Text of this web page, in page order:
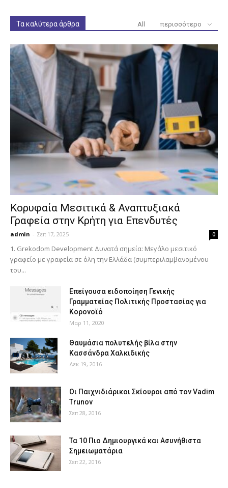
Τα καλύτερα άρθρα All περισσότερο
Κορυφαία Μεσιτικά & Αναπτυξιακά
Γραφεία στην Κρήτη για Επενδυτές
admin - Σεπ 17, 2025 0
1. Grekodom Development Δυνατά σημεία: Μεγάλο μεσιτικό
γραφείο με γραφεία σε όλη την Ελλάδα (συμπεριλαμβανομένου
του...
Επείγουσα ειδοποίηση Γενικής
Γραμματείας Πολιτικής Προστασίας για
Κορονοϊό
Μαρ 11, 2020
Θαυμάσια πολυτελής βίλα στην
Κασσάνδρα Χαλκιδικής
Δεκ 19, 2016
Οι Παιχνιδιάρικοι Σκίουροι από τον Vadim
Trunov
Σεπ 28, 2016
Τα 10 Πιο Δημιουργικά και Ασυνήθιστα
Σημειωματάρια
Σεπ 22, 2016